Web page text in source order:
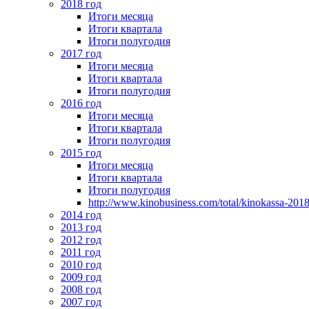
2018 год
Итоги месяца
Итоги квартала
Итоги полугодия
2017 год
Итоги месяца
Итоги квартала
Итоги полугодия
2016 год
Итоги месяца
Итоги квартала
Итоги полугодия
2015 год
Итоги месяца
Итоги квартала
Итоги полугодия
http://www.kinobusiness.com/total/kinokassa-
2014 год
2013 год
2012 год
2011 год
2010 год
2009 год
2008 год
2007 год